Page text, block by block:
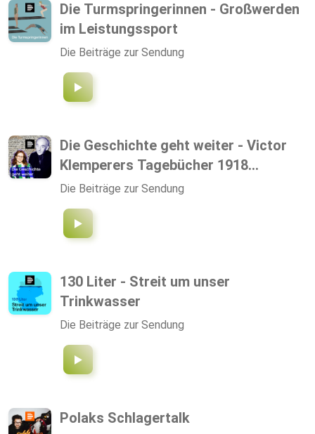
Die Turmspringerinnen - Großwerden
im Leistungssport
Die Beiträge zur Sendung
Die Geschichte geht weiter - Victor
Klemperers Tagebücher 1918...
Die Beiträge zur Sendung
130 Liter - Streit um unser
Trinkwasser
Die Beiträge zur Sendung
Polaks Schlagertalk